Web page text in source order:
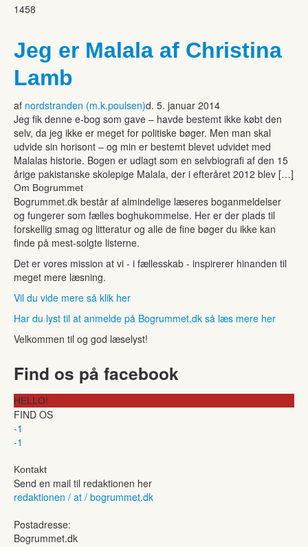
1458
Jeg er Malala af Christina
Lamb
af nordstranden (m.k.poulsen)d. 5. januar 2014
Jeg fik denne e-bog som gave – havde bestemt ikke købt den
selv, da jeg ikke er meget for politiske bøger. Men man skal
udvide sin horisont – og min er bestemt blevet udvidet med
Malalas historie. Bogen er udlagt som en selvbiografi af den 15
årige pakistanske skolepige Malala, der i efteråret 2012 blev […]
Om Bogrummet
Bogrummet.dk består af almindelige læseres boganmeldelser
og fungerer som fælles boghukommelse. Her er der plads til
forskellig smag og litteratur og alle de fine bøger du ikke kan
finde på mest-solgte listerne.
Det er vores mission at vi - i fællesskab - inspirerer hinanden til
meget mere læsning.
Vil du vide mere så klik her
Har du lyst til at anmelde på Bogrummet.dk så læs mere her
Velkommen til og god læselyst!
Find os på facebook
HELLO!
FIND OS
-1
-1
Kontakt
Send en mail til redaktionen her
redaktionen / at / bogrummet.dk
Postadresse:
Bogrummet.dk